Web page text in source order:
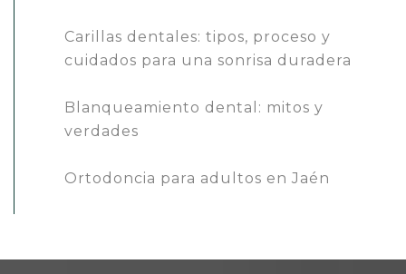
Carillas dentales: tipos, proceso y
cuidados para una sonrisa duradera
Blanqueamiento dental: mitos y
verdades
Ortodoncia para adultos en Jaén